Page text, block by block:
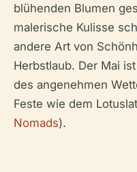
blühenden Blumen
malerische Kulisse
andere Art von
Herbstlaub. Der Mai
des angenehmen
Feste wie dem
Nomads).